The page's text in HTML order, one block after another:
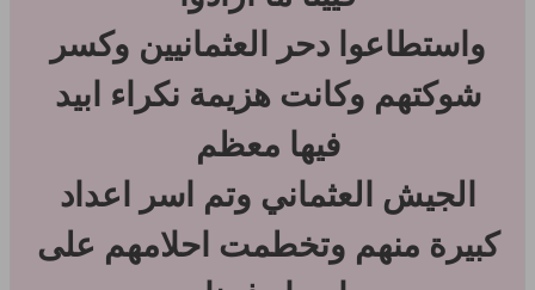
واستطاعوا دحر العثمانيين وكسر
شوكتهم وكانت هزيمة نكراء ابيد
فيها معظم
الجيش العثماني وتم اسر اعداد
كبيرة منهم وتخطمت احلامهم على